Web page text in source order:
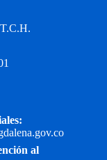
al